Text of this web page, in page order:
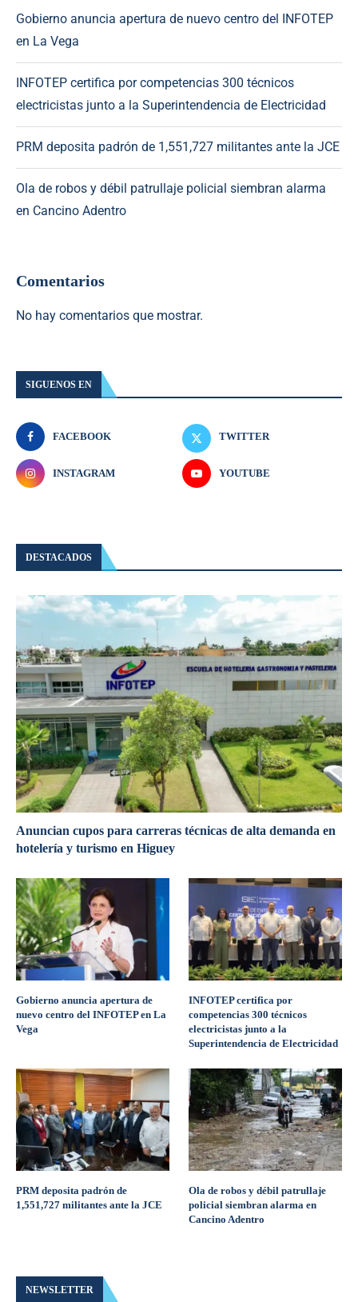
Gobierno anuncia apertura de nuevo centro del INFOTEP
en La Vega
INFOTEP certifica por competencias 300 técnicos
electricistas junto a la Superintendencia de Electricidad
PRM deposita padrón de 1,551,727 militantes ante la JCE
Ola de robos y débil patrullaje policial siembran alarma
en Cancino Adentro
Comentarios
No hay comentarios que mostrar.
SIGUENOS EN
FACEBOOK TWITTER
INSTAGRAM YOUTUBE
DESTACADOS
Anuncian cupos para carreras técnicas de alta demanda en
hotelería y turismo en Higuey
Gobierno anuncia apertura de
nuevo centro del INFOTEP en La
Vega
INFOTEP certifica por
competencias 300 técnicos
electricistas junto a la
Superintendencia de Electricidad
PRM deposita padrón de
1,551,727 militantes ante la JCE
Ola de robos y débil patrullaje
policial siembran alarma en
Cancino Adentro
NEWSLETTER